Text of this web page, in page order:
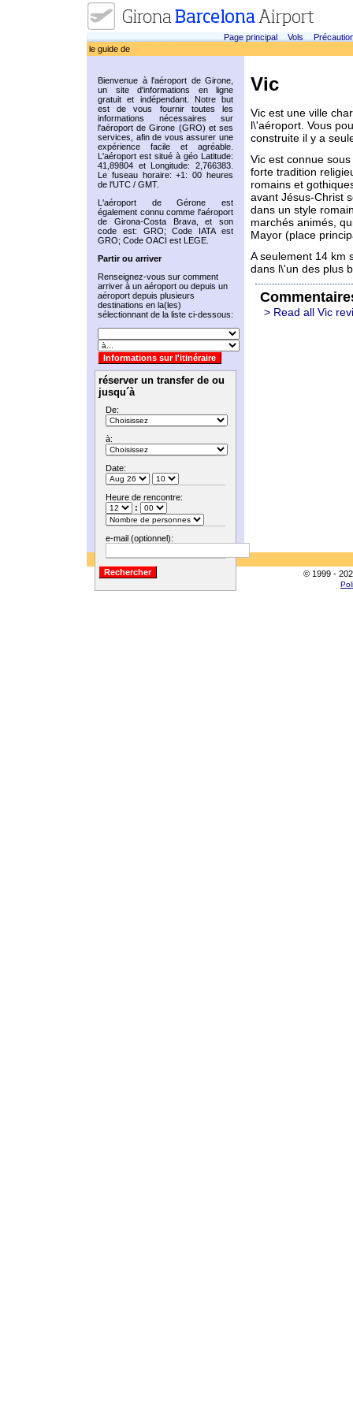
Page principal Vols
le guide de
Bienvenue à l'aéroport de Girone,
un site d'informations en ligne
gratuit et indépendant. Notre but
est de vous fournir toutes les
informations nécessaires sur
l'aéroport de Girone (GRO) et ses
services, afin de vous assurer une
expérience facile et agréable.
L'aéroport est situé à géo Latitude:
41,89804 et Longitude: 2,766383.
Le fuseau horaire: +1: 00 heures
de l'UTC / GMT.
L'aéroport de Gérone est
également connu comme l'aéroport
de Girona-Costa Brava, et son
code est: GRO; Code IATA est
GRO; Code OACI est LEGE.
Partir ou arriver
Renseignez-vous sur comment
arriver à un aéroport ou depuis un
aéroport depuis plusieurs
destinations en la(les)
sélectionnant de la liste ci-dessous:
réserver un transfer de ou
jusqu´à
De:
à:
Date:
Heure de rencontre:
:
e-mail (optionnel):
Vic
Vic est une ville
l\'aéroport. Vous
construite il y a
Vic est connue
forte tradition
romains et
avant Jésus-Christ
dans un style
marchés animés,
Mayor (place
A seulement 14 km
dans l\'un des plus
> Read all Vic
© 1999 -